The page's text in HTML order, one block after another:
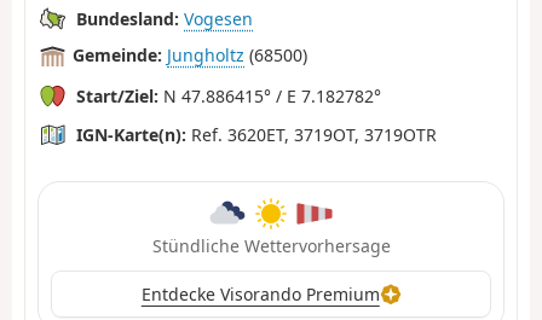
Bundesland: Vogesen
Gemeinde: Jungholtz (68500)
Start/Ziel: N 47.886415° / E 7.182782°
IGN-Karte(n): Ref. 3620ET, 3719OT, 3719OTR
Stündliche Wettervorhersage
Entdecke Visorando Premium